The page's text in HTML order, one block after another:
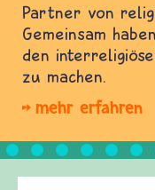
Partner von
Gemeinsam
den
zu machen.
mehr erfahren